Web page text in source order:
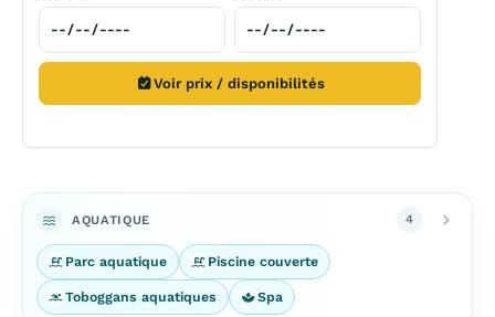
Voir prix / disponibilités
AQUATIQUE 4
Parc aquatique Piscine couverte
Toboggans aquatiques Spa